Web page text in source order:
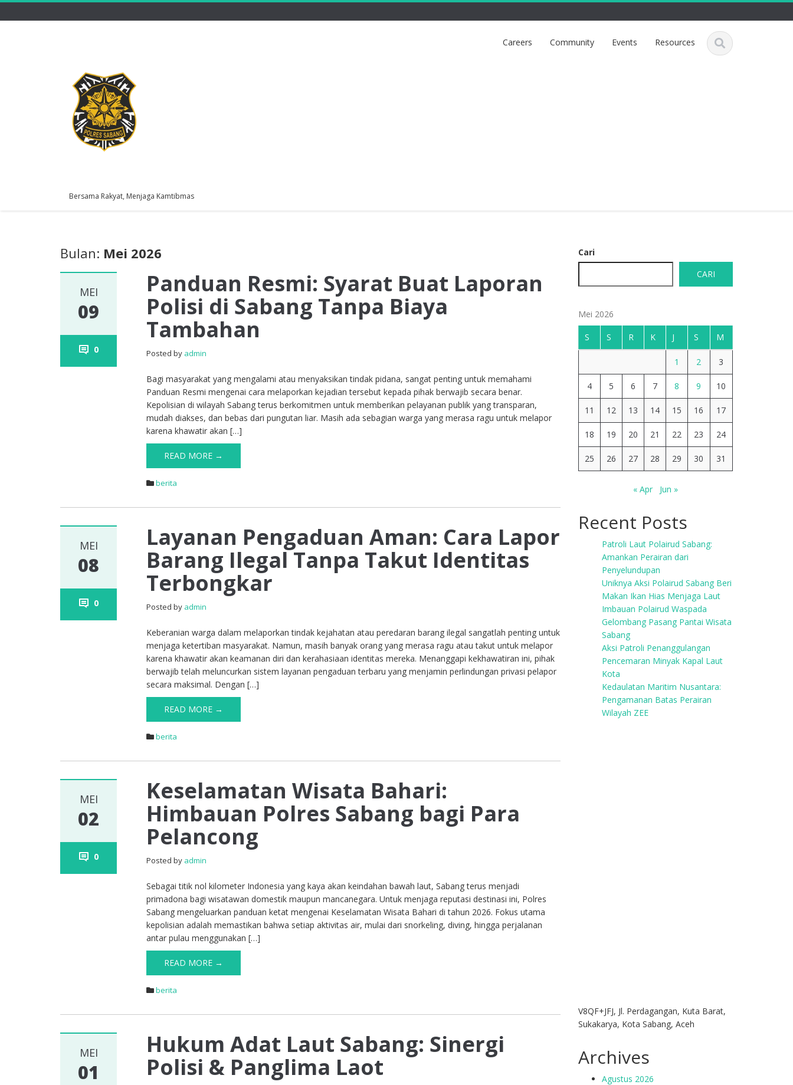
Bersama Rakyat, Menjaga Kamtibmas
Careers Community Events Resources
Bulan: Mei 2026
MEI
09
0
Panduan Resmi: Syarat Buat Laporan
Polisi di Sabang Tanpa Biaya
Tambahan
Posted by admin
Bagi masyarakat yang mengalami atau menyaksikan tindak pidana, sangat penting untuk memahami
Panduan Resmi mengenai cara melaporkan kejadian tersebut kepada pihak berwajib secara benar.
Kepolisian di wilayah Sabang terus berkomitmen untuk memberikan pelayanan publik yang transparan,
mudah diakses, dan bebas dari pungutan liar. Masih ada sebagian warga yang merasa ragu untuk melapor
karena khawatir akan […]
READ MORE →
berita
MEI
08
0
Layanan Pengaduan Aman: Cara Lapor
Barang Ilegal Tanpa Takut Identitas
Terbongkar
Posted by admin
Keberanian warga dalam melaporkan tindak kejahatan atau peredaran barang ilegal sangatlah penting untuk
menjaga ketertiban masyarakat. Namun, masih banyak orang yang merasa ragu atau takut untuk melapor
karena khawatir akan keamanan diri dan kerahasiaan identitas mereka. Menanggapi kekhawatiran ini, pihak
berwajib telah meluncurkan sistem layanan pengaduan terbaru yang menjamin perlindungan privasi pelapor
secara maksimal. Dengan […]
READ MORE →
berita
MEI
02
0
Keselamatan Wisata Bahari:
Himbauan Polres Sabang bagi Para
Pelancong
Posted by admin
Sebagai titik nol kilometer Indonesia yang kaya akan keindahan bawah laut, Sabang terus menjadi
primadona bagi wisatawan domestik maupun mancanegara. Untuk menjaga reputasi destinasi ini, Polres
Sabang mengeluarkan panduan ketat mengenai Keselamatan Wisata Bahari di tahun 2026. Fokus utama
kepolisian adalah memastikan bahwa setiap aktivitas air, mulai dari snorkeling, diving, hingga perjalanan
antar pulau menggunakan […]
READ MORE →
berita
MEI
01
Hukum Adat Laut Sabang: Sinergi
Polisi & Panglima Laot
Cari
CARI
Mei 2026
S S R K J S M
1 2 3
4 5 6 7 8 9 10
11 12 13 14 15 16 17
18 19 20 21 22 23 24
25 26 27 28 29 30 31
« Apr Jun »
Recent Posts
Patroli Laut Polairud Sabang:
Amankan Perairan dari
Penyelundupan
Uniknya Aksi Polairud Sabang Beri
Makan Ikan Hias Menjaga Laut
Imbauan Polairud Waspada
Gelombang Pasang Pantai Wisata
Sabang
Aksi Patroli Penanggulangan
Pencemaran Minyak Kapal Laut
Kota
Kedaulatan Maritim Nusantara:
Pengamanan Batas Perairan
Wilayah ZEE
V8QF+JFJ, Jl. Perdagangan, Kuta Barat,
Sukakarya, Kota Sabang, Aceh
Archives
Agustus 2026